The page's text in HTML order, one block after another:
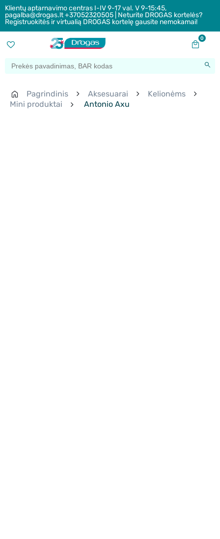
Klientų aptarnavimo centras I-IV 9-17 val. V 9-15:45,
pagalba@drogas.lt +37052320505 | Neturite DROGAS kortelės?
Registruokitės ir virtualią DROGAS kortelę gausite nemokamai!
0
Pagrindinis Aksesuarai
Kelionėms
Mini produktai
Antonio Axu